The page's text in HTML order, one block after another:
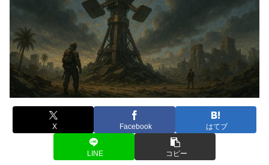
X Facebook はてブ
LINE コピー